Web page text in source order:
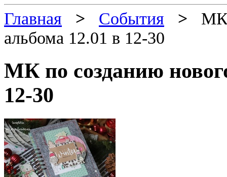
Главная > События > МК
альбома 12.01 в 12-30
МК по созданию
12-30